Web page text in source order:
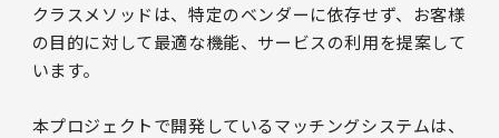
クラスメソッドは、特定のベンダーに依存せず、お客様
の目的に対して最適な機能、サービスの利用を提案して
います。
本プロジェクトで開発しているマッチングシステムは、